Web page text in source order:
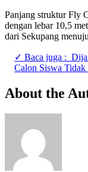
Panjang struktur Fly
dengan lebar 10,5
dari Sekupang
✓ Baca juga :
Calon Siswa
About the